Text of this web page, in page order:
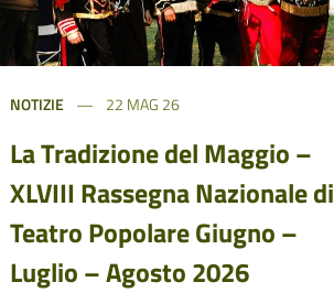
NOTIZIE 22 MAG 26
La Tradizione del Maggio –
XLVIII Rassegna Nazionale di
Teatro Popolare Giugno –
Luglio – Agosto 2026